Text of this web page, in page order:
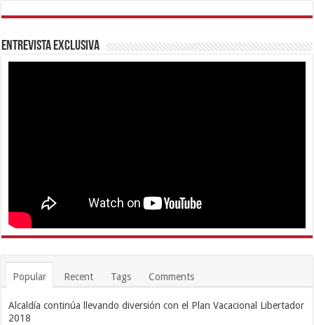
Entrevista Exclusiva
Popular Recent Tags Comments
Alcaldía continúa llevando diversión con el Plan Vacacional Libertador
2018